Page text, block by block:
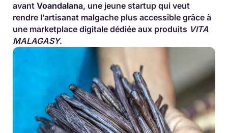
avant Voandalana, une jeune startup qui veut
rendre l’artisanat malgache plus accessible grâce à
une marketplace digitale dédiée aux produits VITA
MALAGASY.